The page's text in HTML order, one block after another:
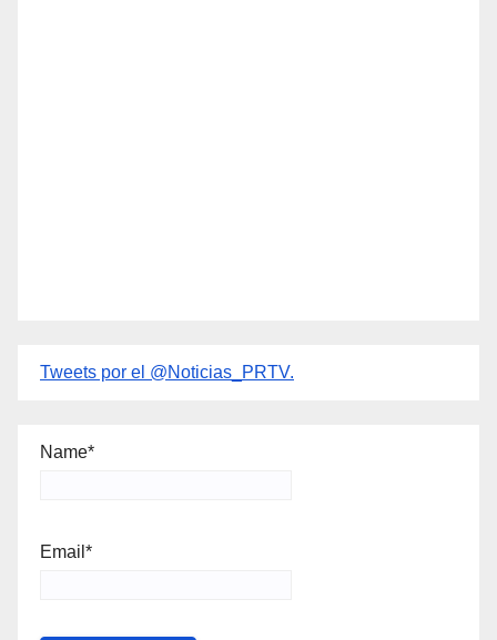
Tweets por el @Noticias_PRTV.
Name*
Email*